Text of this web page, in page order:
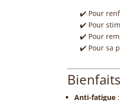
✔️ Pour
✔️ Pour
✔️ Pour
✔️ Pour sa
Anti-fatigue